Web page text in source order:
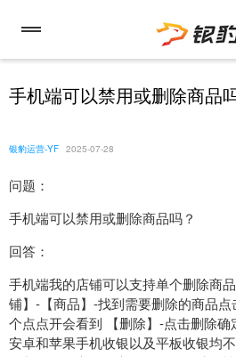
手机端可以禁用或删除商品
银豹运营-YF 2025-07-28
问题：
手机端可以禁用或删除商品吗？
回答：
手机端我的店铺可以支持单个删除商
铺】-【商品】-找到需要删除的商品
个点点开会看到 【删除】-点击删除确
安卓和苹果手机收银以及平板收银均不